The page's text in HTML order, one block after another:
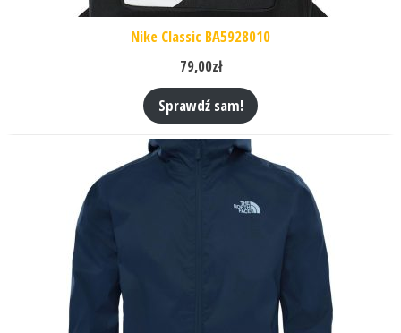
Nike Classic BA5928010
79,00zł
Sprawdź sam!